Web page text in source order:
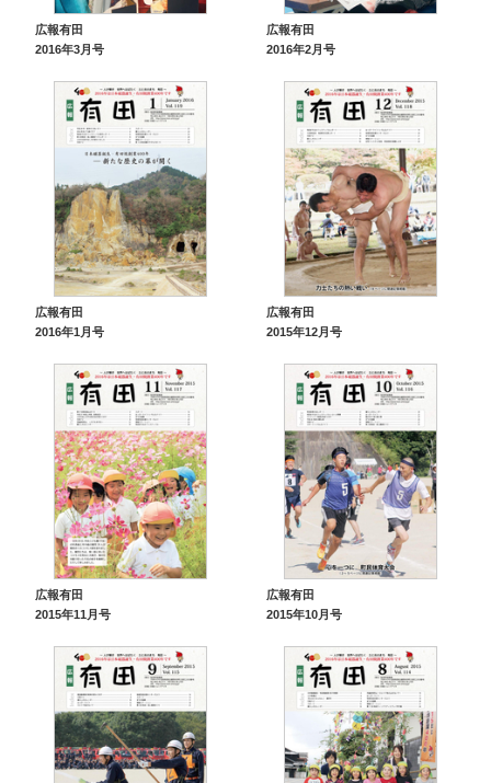
広報有田
2016年3月号
広報有田
2016年2月号
広報有田
2016年1月号
広報有田
2015年12月号
広報有田
2015年11月号
広報有田
2015年10月号